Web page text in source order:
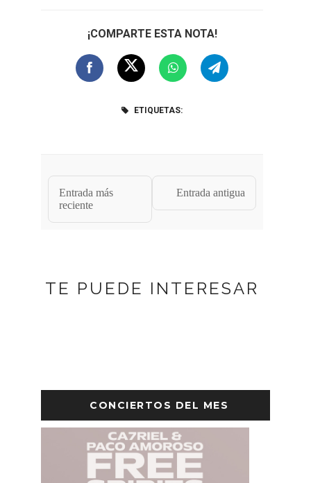
¡COMPARTE ESTA NOTA!
ETIQUETAS:
Entrada más
reciente
Entrada antigua
TE PUEDE INTERESAR
CONCIERTOS DEL MES